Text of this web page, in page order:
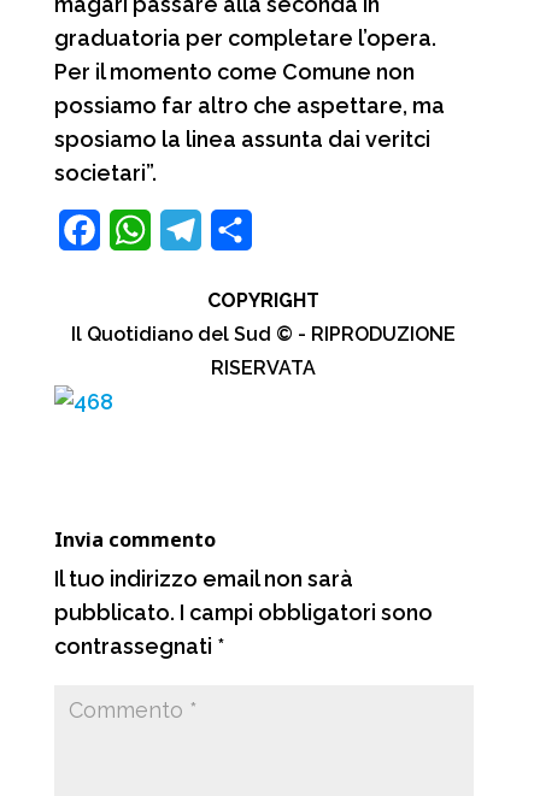
graduatoria per completare l’opera.
Per il momento come Comune non
possiamo far altro che aspettare, ma
sposiamo la linea assunta dai veritci
societari”.
b
W
n
COPYRIGHT
Il Quotidiano del Sud © - RIPRODUZIONE
RISERVATA
Invia commento
Il tuo indirizzo email non sarà
pubblicato. I campi obbligatori sono
contrassegnati *